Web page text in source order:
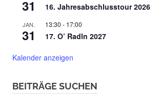
31 16. Jahresabschlusstour 2026
JAN.
31
13:30 - 17:00
17. O’ Radln 2027
Kalender anzeigen
BEITRÄGE SUCHEN